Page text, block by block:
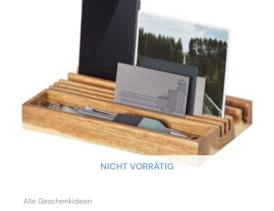
NICHT VORRÄTIG
Alle Geschenkideen